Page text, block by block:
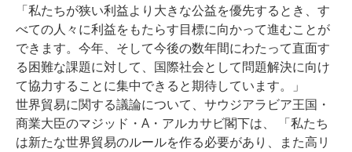
「私たちが狭い利益より大きな公益を優先するとき、す
べての人々に利益をもたらす目標に向かって進むことが
できます。今年、そして今後の数年間にわたって直面す
る困難な課題に対して、国際社会として問題解決に向け
て協力することに集中できると期待しています。」
世界貿易に関する議論について、サウジアラビア王国・
商業大臣のマジッド・A・アルカサビ閣下は、 「私たち
は新たな世界貿易のルールを作る必要があり、また高リ